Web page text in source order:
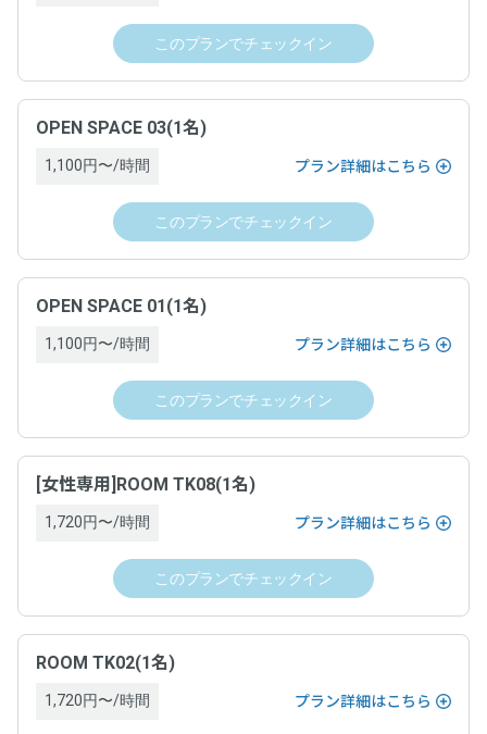
このプランでチェックイン
OPEN SPACE 03(1名)
1,100円〜/時間 プラン詳細はこちら
このプランでチェックイン
OPEN SPACE 01(1名)
1,100円〜/時間 プラン詳細はこちら
このプランでチェックイン
[女性専用]ROOM TK08(1名)
1,720円〜/時間 プラン詳細はこちら
このプランでチェックイン
ROOM TK02(1名)
1,720円〜/時間 プラン詳細はこちら
プログラム対象期間
2025年2月17日（月）〜
プログラム特典内容
スペース予約の決済に利用できるポイントを、利用額の5%
分進呈。
※ポイントによる支払い部分を除く。
小数点切捨（例：250円決済した場合、250円 × 5% = 12.5 → 12ポイン
ト付与。）
※1ポイント=1円、1ポイントから利用可能。
注意事項
されます。
・本プログラム特典は、弊社規定により特典付与対象外とす
る場合がございます。あらかじめご了承ください。
場合がございます。あらかじめご了承ください。
・付与される特典の利用有効期限は、マイページ内「ポイン
一覧を表示
ドロップイン料金
ワークスペースごとに表示（税込表示）
ドロップイン料金以外の必要料金
ドロップインの当日にワークスペース内で有償オプション利用があ
サービス提供時期
クレジットカード決済（VISA、Master、JCB、American
ドロップイン料金以外の必要料金
ドロップインの当日にワークスペース内で有償オプション利用があ
サービス提供時期
クレジットカード決済（VISA，Master，JCB, American
Express, Diners）
チェックアウトの手続きが完了した時
キャンセルについて
・チェックインの手続きが完了し、運営ホストとの間でドロ
ません。ドロップインを終了するためには、チェックアウト